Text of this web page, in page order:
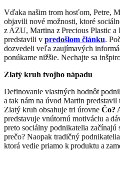
Vďaka našim trom hosťom, Petre,
objavili nové možnosti, ktoré
z AZU, Martina z Precious Plastic
predstavili v predošlom článku.
dozvedeli veľa zaujímavých
ponúkame nižšie. Nechajte sa
Zlatý kruh tvojho nápadu
Definovanie vlastných hodnôt
a tak nám na úvod Martin
Zlatý kruh obsahuje tri úrovne Čo?
predstavuje vnútornú motiváciu a
preto sociálny podnikatelia začínajú
prečo? Naopak tradičný
ktorá vedie priamo k produktu a